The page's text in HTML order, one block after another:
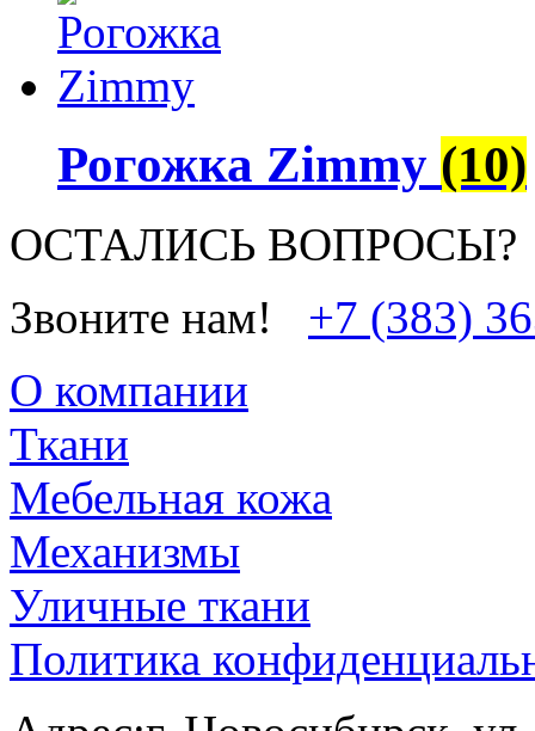
Рогожка Zimmy (10)
ОСТАЛИСЬ ВОПРОСЫ?
Звоните нам! +7 (383)
О компании
Ткани
Мебельная кожа
Механизмы
Уличные ткани
Политика